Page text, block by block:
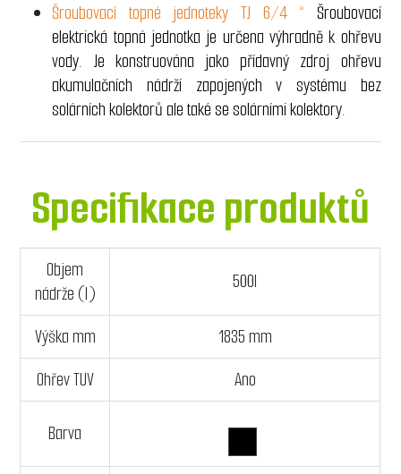
Šroubovací topné jednoteky TJ 6/4 “ Šroubovací
elektrická topná jednotka je určena výhradně k ohřevu
vody. Je konstruována jako přídavný zdroj ohřevu
akumulačních nádrží zapojených v systému bez
solárních kolektorů ale také se solárními kolektory.
Specifikace produktů
Objem
nádrže (l)
500l
Výška mm
1835 mm
Ohřev TUV
Ano
Barva